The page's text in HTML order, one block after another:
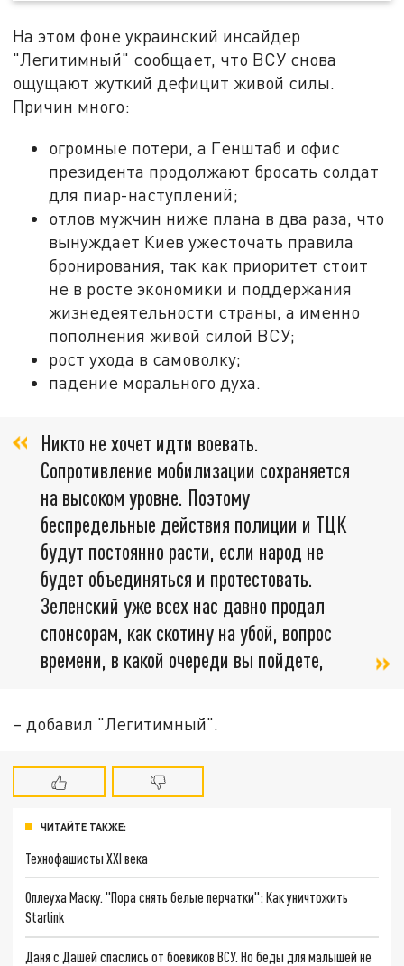
На этом фоне украинский инсайдер
"Легитимный" сообщает, что ВСУ снова
ощущают жуткий дефицит живой силы.
Причин много:
огромные потери, а Генштаб и офис
президента продолжают бросать солдат
для пиар-наступлений;
отлов мужчин ниже плана в два раза, что
вынуждает Киев ужесточать правила
бронирования, так как приоритет стоит
не в росте экономики и поддержания
жизнедеятельности страны, а именно
пополнения живой силой ВСУ;
рост ухода в самоволку;
падение морального духа.
Никто не хочет идти воевать.
Сопротивление мобилизации сохраняется
на высоком уровне. Поэтому
беспредельные действия полиции и ТЦК
будут постоянно расти, если народ не
будет объединяться и протестовать.
Зеленский уже всех нас давно продал
спонсорам, как скотину на убой, вопрос
времени, в какой очереди вы пойдете,
– добавил "Легитимный".
ЧИТАЙТЕ ТАКЖЕ:
Технофашисты XXI века
Оплеуха Маску. "Пора снять белые перчатки": Как уничтожить
Starlink
Даня с Дашей спаслись от боевиков ВСУ. Но беды для малышей не